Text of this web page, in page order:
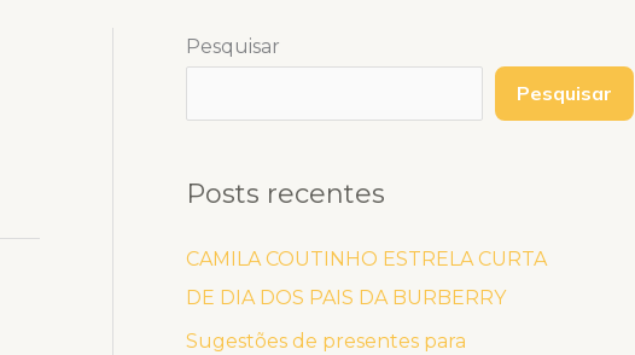
Pesquisar
Pesquisar
Posts recentes
CAMILA COUTINHO ESTRELA CURTA
DE DIA DOS PAIS DA BURBERRY
Sugestões de presentes para